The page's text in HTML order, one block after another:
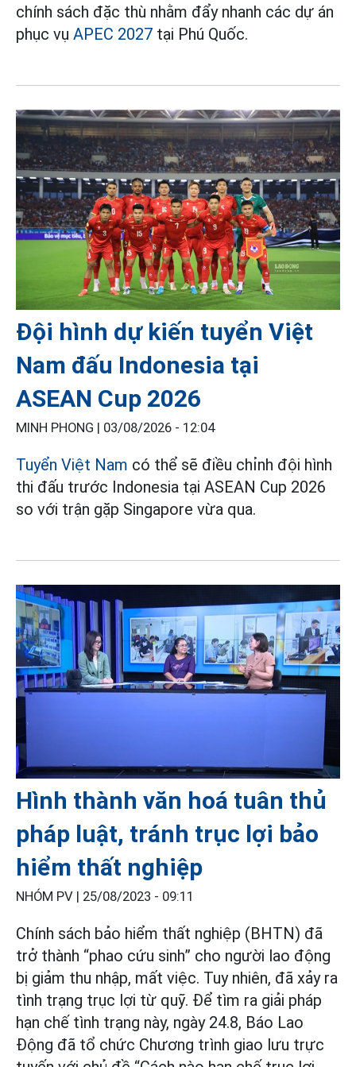
chính sách đặc thù nhằm đẩy nhanh các dự án
phục vụ APEC 2027 tại Phú Quốc.
Đội hình dự kiến tuyển Việt
Nam đấu Indonesia tại
ASEAN Cup 2026
MINH PHONG | 03/08/2026 - 12:04
Tuyển Việt Nam có thể sẽ điều chỉnh đội hình
thi đấu trước Indonesia tại ASEAN Cup 2026
so với trận gặp Singapore vừa qua.
Hình thành văn hoá tuân thủ
pháp luật, tránh trục lợi bảo
hiểm thất nghiệp
NHÓM PV | 25/08/2023 - 09:11
Chính sách bảo hiểm thất nghiệp (BHTN) đã
trở thành “phao cứu sinh” cho người lao động
bị giảm thu nhập, mất việc. Tuy nhiên, đã xảy ra
tình trạng trục lợi từ quỹ. Để tìm ra giải pháp
hạn chế tình trạng này, ngày 24.8, Báo Lao
Động đã tổ chức Chương trình giao lưu trực